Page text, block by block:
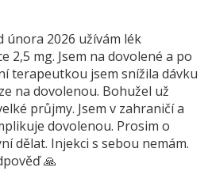
února 2026 užívám lék
2,5 mg. Jsem na dovolené a po
terapeutkou jsem snížila dávku
na dovolenou. Bohužel už
průjmy. Jsem v zahraničí a
dovolenou. Prosim o
dělat. Injekci s sebou nemám.
🙏